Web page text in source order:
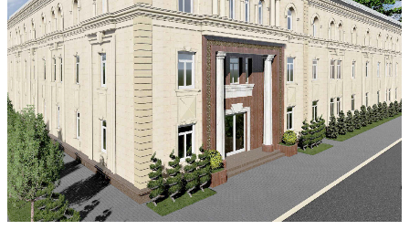
Çarpaz baxış
Təhlil
Siyasi
Geosiyasi
İqtisadi
Sosioloji
Araşdırma
Multimedia
Foto